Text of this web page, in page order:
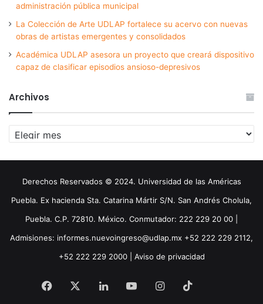
administración pública municipal
La Colección de Arte UDLAP fortalece su acervo con nuevas
obras de artistas emergentes y consolidados
Académica UDLAP asesora un proyecto que creará dispositivo
capaz de clasificar episodios ansioso-depresivos
Archivos
Archivos
Derechos Reservados © 2024. Universidad de las Américas
Puebla. Ex hacienda Sta. Catarina Mártir S/N. San Andrés Cholula,
Puebla. C.P. 72810. México. Conmutador: 222 229 20 00 |
Admisiones: informes.nuevoingreso@udlap.mx +52 222 229 2112,
+52 222 229 2000 | Aviso de privacidad
Facebook LinkedInYouTubeInstagram